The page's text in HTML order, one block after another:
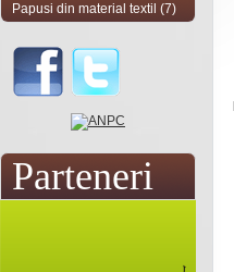
Papusi din material textil (7)
Parteneri